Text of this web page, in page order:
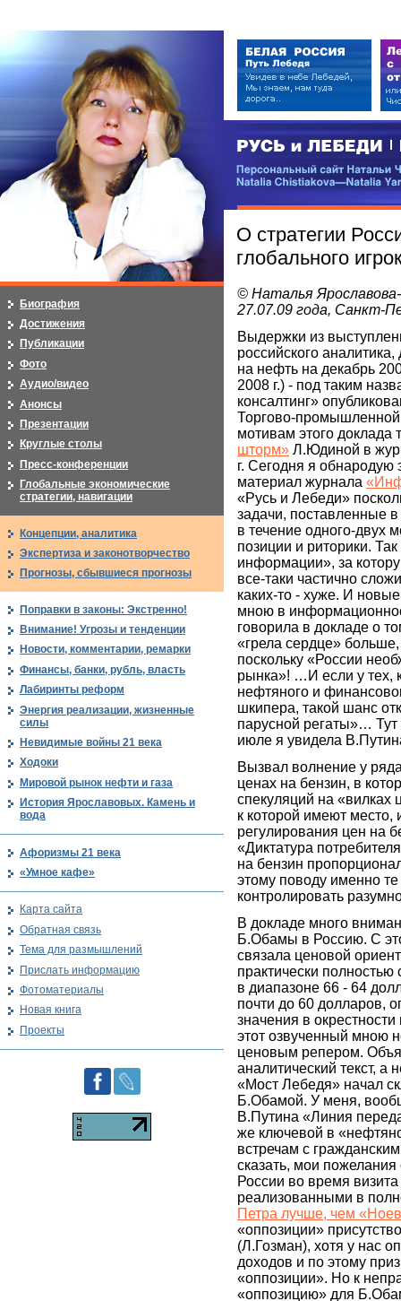
РУСЬ и ЛЕБЕДИ | RUSI —
Персональный сайт Натальи
О стратегии
глобального
© Наталья
27.07.09 года, Санкт-
Выдержки из
российского
на нефть на декабрь
2008 г.) - под таким
консалтинг»
Торгово-
мотивам этого доклада
шторм» Л.Юдиной в
г. Сегодня я обнародую
материал журнала
«Русь и Лебеди»
задачи, поставленные
в течение одного-двух
позиции и риторики.
информации», за
все-таки частично
каких-то - хуже. И
мною в
говорила в докладе о
«грела сердце»
поскольку «России
рынка»! …И если у тех,
нефтяного и
шкипера, такой шанс
парусной регаты»…
июле я увидела
Вызвал волнение у
ценах на бензин, в
спекуляций на «вилках
к которой имеют
регулирования цен на
«Диктатура
на бензин
этому поводу именно
контролировать
В докладе много
Б.Обамы в Россию. С
связала ценовой
практически
в диапазоне 66 - 64
почти до 60 долларов,
значения в
этот озвученный мною
ценовым репером.
аналитический текст,
«Мост Лебедя» начал
Б.Обамой. У меня,
В.Путина «Линия
же ключевой в
встречам с
сказать, мои
России во время
реализованными в
Петра лучше, чем
«оппозиции»
(Л.Гозман), хотя у нас
доходов и по этому
«оппозиции». Но к
«оппозицию» для
Биография
Достижения
Публикации
Фото
Аудио/видео
Анонсы
Презентации
Круглые столы
Пресс-конференции
Глобальные экономические
стратегии, навигации
Концепции, аналитика
Экспертиза и законотворчество
Прогнозы, сбывшиеся прогнозы
Поправки в законы: Экстренно!
Внимание! Угрозы и тенденции
Новости, комментарии, ремарки
Финансы, банки, рубль, власть
Лабиринты реформ
Энергия реализации, жизненные
силы
Невидимые войны 21 века
Ходоки
Мировой рынок нефти и газа
История Ярославовых. Камень и
вода
Афоризмы 21 века
«Умное кафе»
Карта сайта
Обратная связь
Тема для размышлений
Прислать информацию
Фотоматериалы
Новая книга
Проекты